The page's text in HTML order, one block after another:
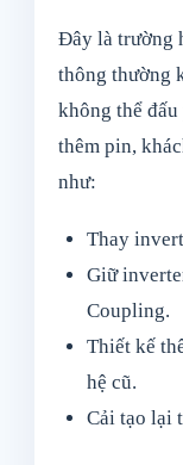
Đây là trường
thông thường
không thể
thêm pin,
như:
Thay
Giữ
Coupling.
Thiết kế
hệ cũ.
Cải tạo lại